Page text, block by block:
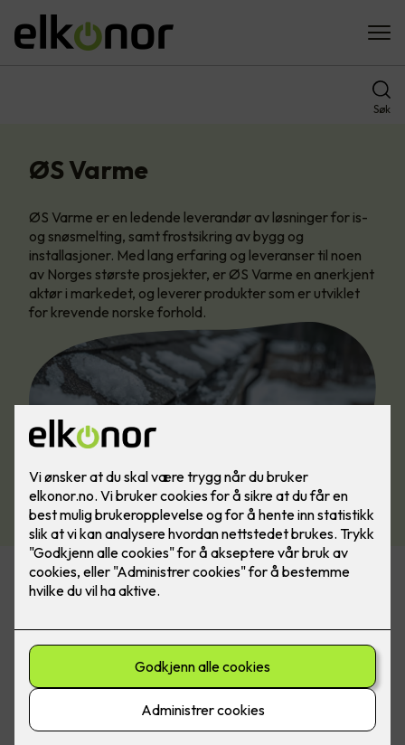
Søk
ØS Varme
ØS Varme er en ledende leverandør av løsninger for is-
og snøsmelting, samt frostsikring av bygg og
installasjoner. Med lang erfaring og leveranser til noen
av Norges største prosjekter, er ØS Varme en anerkjent
aktør i markedet, og leverer produkter som er utviklet
for krevende norske forhold.
Spesialist på is- og
ØS Varme har lager i Norge, noe som gir kort leveringstid og
god tilgjengelighet. Produktene leveres både som kappbare
metervarer og som ferdigproduserte løsninger, tilpasset
ulike typer prosjekter og behov.